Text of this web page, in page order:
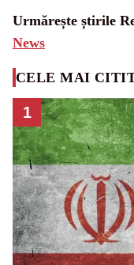
Urmărește știrile
News
CELE MAI
1